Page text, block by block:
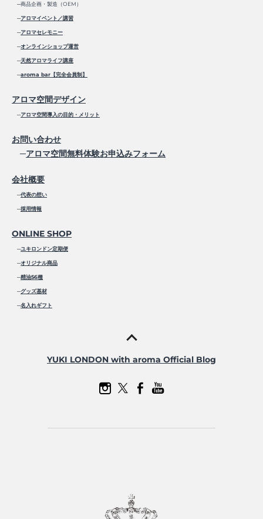
─商品企画・製造（OEM）
─アロマイベント／講習
─アロマセレモニー
─オンラインショップ運営
─天然アロマライフ講座
─aroma bar【完全会員制】
アロマ空間デザイン
─アロマ空間導入の目的・メリット
お問い合わせ
─アロマ空間無料体験お申込みフォーム
会社概要
─代表の想い
─採用情報
ONLINE SHOP
─ユキロンドン定期便
─オリジナル商品
─精油56種
─グッズ基材
─名入れギフト
YUKI LONDON with aroma Official Blog